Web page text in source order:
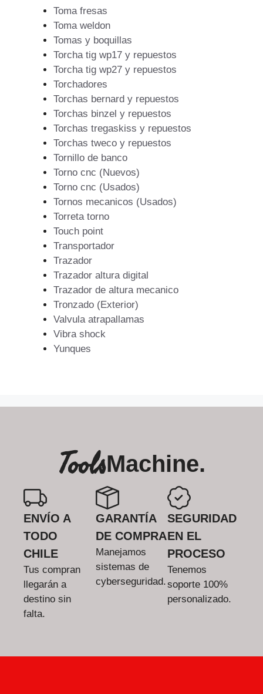
Toma fresas
Toma weldon
Tomas y boquillas
Torcha tig wp17 y repuestos
Torcha tig wp27 y repuestos
Torchadores
Torchas bernard y repuestos
Torchas binzel y repuestos
Torchas tregaskiss y repuestos
Torchas tweco y repuestos
Tornillo de banco
Torno cnc (Nuevos)
Torno cnc (Usados)
Tornos mecanicos (Usados)
Torreta torno
Touch point
Transportador
Trazador
Trazador altura digital
Trazador de altura mecanico
Tronzado (Exterior)
Valvula atrapallamas
Vibra shock
Yunques
ToolsMachine.
ENVÍO A
TODO
CHILE
Tus compran
llegarán a
destino sin
falta.
GARANTÍA
DE COMPRA
Manejamos
sistemas de
cyberseguridad.
SEGURIDAD
EN EL
PROCESO
Tenemos
soporte 100%
personalizado.